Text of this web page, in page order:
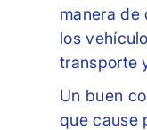
manera
los
transporte
Un buen
que cause